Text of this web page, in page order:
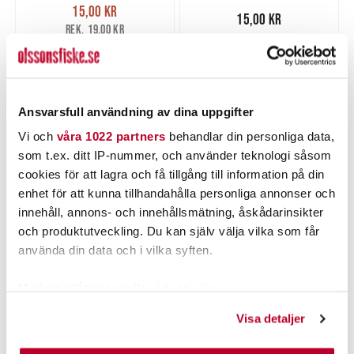
Ansvarsfull användning av dina uppgifter
Vi och våra 1022 partners behandlar din personliga data,
som t.ex. ditt IP-nummer, och använder teknologi såsom
cookies för att lagra och få tillgång till information på din
enhet för att kunna tillhandahålla personliga annonser och
innehåll, annons- och innehållsmätning, åskådarinsikter
och produktutveckling. Du kan själv välja vilka som får
använda din data och i vilka syften.
Identifiera din enhet genom att aktivt skanna den för
Visa detaljer
Nuvarande pris
15,00 krTidigare pris
19,00 kr
15,00 kr
19,00 kr
FLER ÄN 6 ST KVAR
15,00 kr
15,00 kr
FLER ÄN 6 ST KVAR
PRODUKTBESKRIVNING
POPULÄRT JUST NU